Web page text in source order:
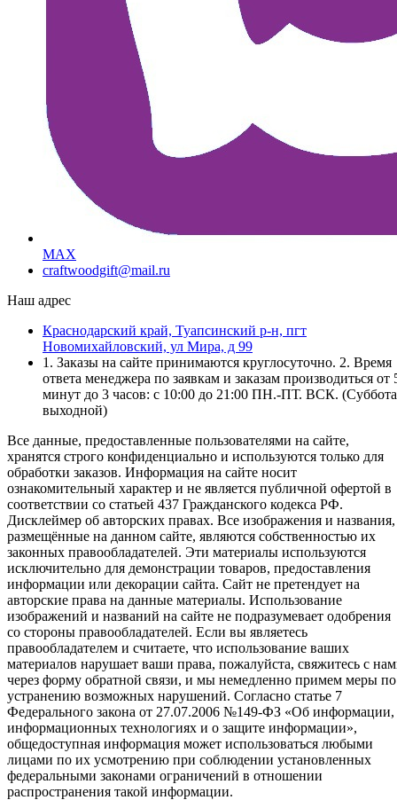
MAX
craftwoodgift@mail.ru
Наш адрес
Краснодарский край, Туапсинский р-н, пгт
Новомихайловский, ул Мира, д 99
1. Заказы на сайте принимаются круглосуточно. 2. Время
ответа менеджера по заявкам и заказам производиться от
минут до 3 часов: с 10:00 до 21:00 ПН.-ПТ. ВСК. (Суббота
выходной)
Все данные, предоставленные пользователями на сайте,
хранятся строго конфиденциально и используются только для
обработки заказов. Информация на сайте носит
ознакомительный характер и не является публичной офертой в
соответствии со статьей 437 Гражданского кодекса РФ.
Дисклеймер об авторских правах. Все изображения и названия,
размещённые на данном сайте, являются собственностью их
законных правообладателей. Эти материалы используются
исключительно для демонстрации товаров, предоставления
информации или декорации сайта. Сайт не претендует на
авторские права на данные материалы. Использование
изображений и названий на сайте не подразумевает одобрения
со стороны правообладателей. Если вы являетесь
правообладателем и считаете, что использование ваших
материалов нарушает ваши права, пожалуйста, свяжитесь с
через форму обратной связи, и мы немедленно примем меры по
устранению возможных нарушений. Согласно статье 7
Федерального закона от 27.07.2006 №149-ФЗ «Об информации,
информационных технологиях и о защите информации»,
общедоступная информация может использоваться любыми
лицами по их усмотрению при соблюдении установленных
федеральными законами ограничений в отношении
распространения такой информации.